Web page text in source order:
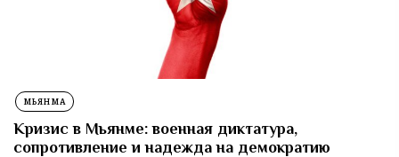
МЬЯНМА
Кризис в Мьянме: военная диктатура,
сопротивление и надежда на демократию